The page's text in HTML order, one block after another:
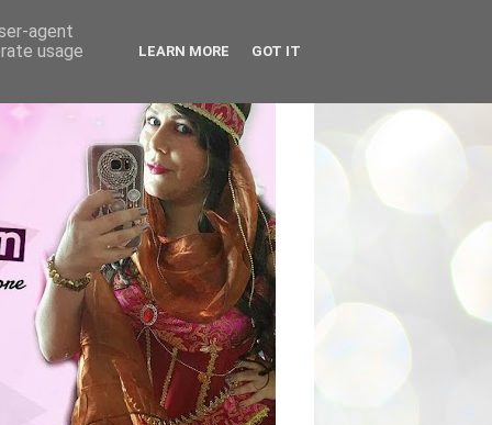
agent
usage
LEARN MORE GOT IT